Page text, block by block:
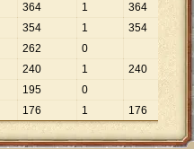
364 1
364
354 1
354
262
0
240 1
240
195
0
176 1 176